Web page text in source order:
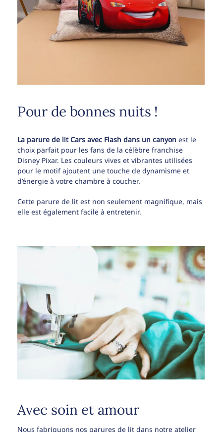
Pour de bonnes nuits !
La parure de lit Cars avec Flash dans un canyon est le
choix parfait pour les fans de la célèbre franchise
Disney Pixar. Les couleurs vives et vibrantes utilisées
pour le motif ajoutent une touche de dynamisme et
d’énergie à votre chambre à coucher.
Cette parure de lit est non seulement magnifique, mais
elle est également facile à entretenir.
Avec soin et amour
Nous fabriquons nos parures de lit dans notre atelier